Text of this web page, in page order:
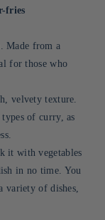
fries
Made from a
for those who
velvety texture.
of curry, as
it with vegetables
in no time. You
variety of dishes,